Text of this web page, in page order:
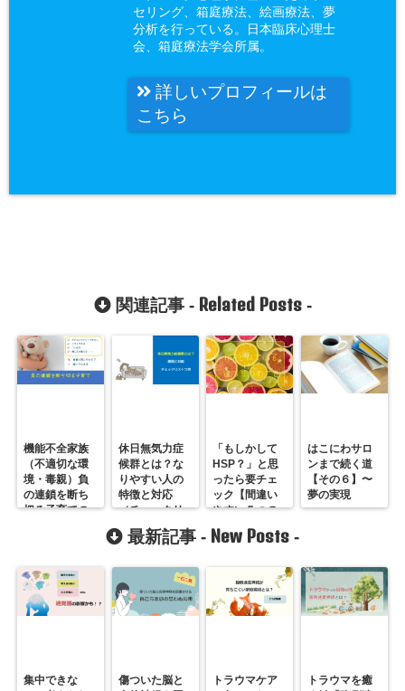
セリング、箱庭療法、絵画療法、夢
分析を行っている。日本臨床心理士
会、箱庭療法学会所属。
詳しいプロフィールは
こちら
関連記事 - Related Posts-
機能不全家族
（不適切な環
境・毒親）負
の連鎖を断ち
切る子育ての
休日無気力症
候群とは？な
りやすい人の
特徴と対応
（チェックリ
ストつき）
「もしかして
HSP？」と思
ったら要チェ
ック【間違い
やすい５つの
こと】
はこにわサロ
ンまで続く道
【その６】〜
夢の実現
最新記事 - New Posts -
集中できな
傷ついた脳と
トラウマケア
トラウマを癒